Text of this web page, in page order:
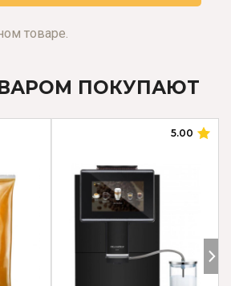
товаре.
ПОКУПАЮТ
5.00